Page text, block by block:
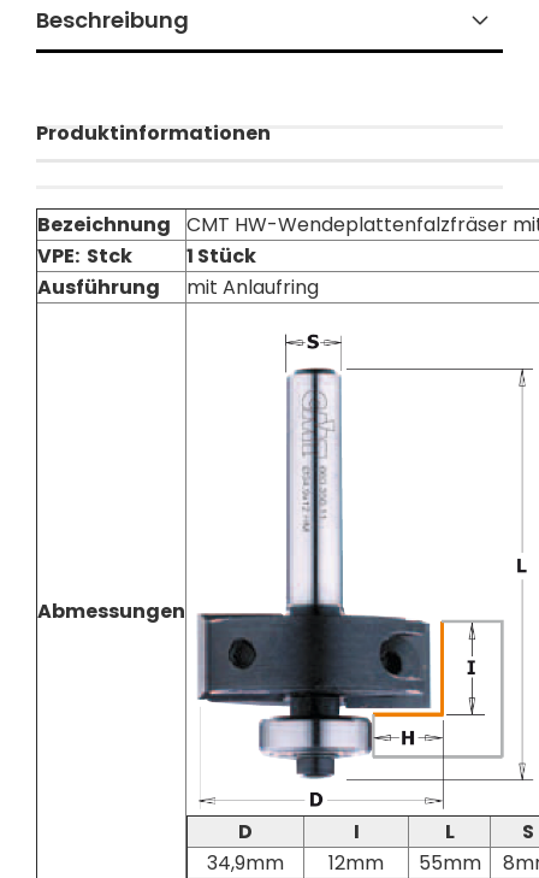
Beschreibung
Produktinformationen
Bezeichnung
CMT HW-Wendeplattenfalzfräser
VPE: Stck
1 Stück
Ausführung
mit Anlaufring
Abmessungen
D I L
S
34,9mm
12mm 55mm